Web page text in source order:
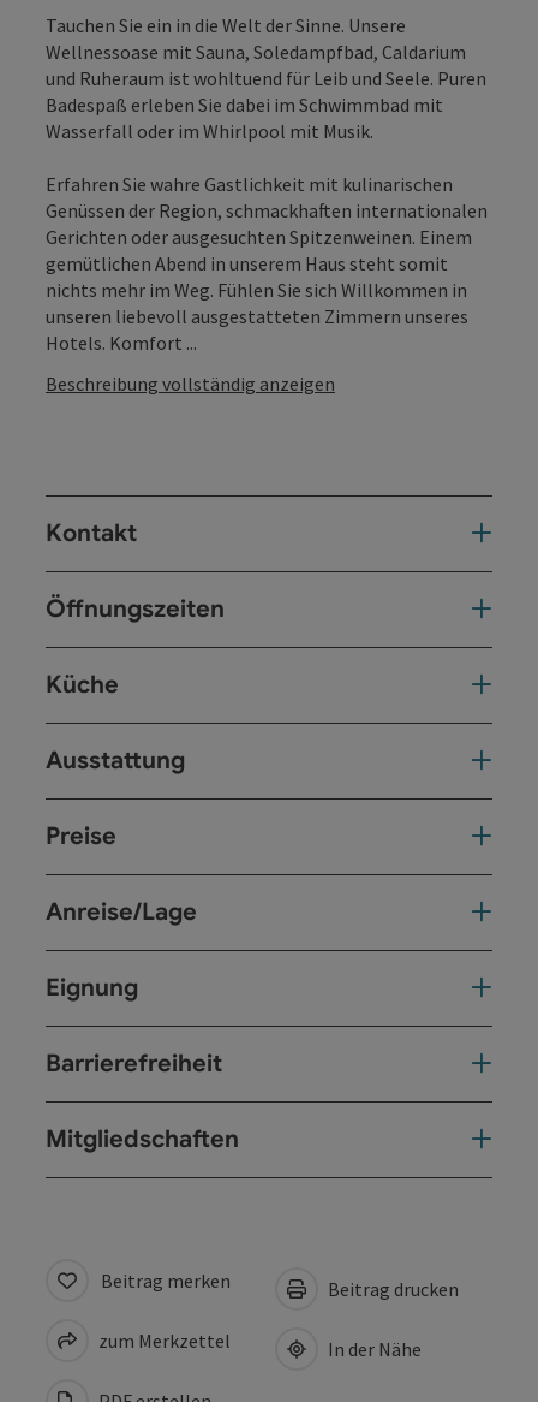
Tauchen Sie ein in die Welt der Sinne. Unsere
Wellnessoase mit Sauna, Soledampfbad, Caldarium
und Ruheraum ist wohltuend für Leib und Seele. Puren
Badespaß erleben Sie dabei im Schwimmbad mit
Wasserfall oder im Whirlpool mit Musik.
Erfahren Sie wahre Gastlichkeit mit kulinarischen
Genüssen der Region, schmackhaften internationalen
Gerichten oder ausgesuchten Spitzenweinen. Einem
gemütlichen Abend in unserem Haus steht somit
nichts mehr im Weg. Fühlen Sie sich Willkommen in
unseren liebevoll ausgestatteten Zimmern unseres
Hotels. Komfort ...
Beschreibung vollständig anzeigen
Kontakt
Öffnungszeiten
Küche
Ausstattung
Preise
Anreise/Lage
Eignung
Barrierefreiheit
Mitgliedschaften
Beitrag merken
zum Merkzettel
Beitrag drucken
In der Nähe